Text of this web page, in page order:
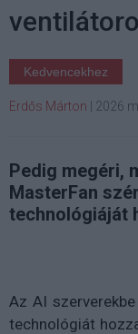
Kedvencekhez
Erdős Márton 2026
Pedig megéri,
MasterFan
technológiáját
Az AI
technológiát